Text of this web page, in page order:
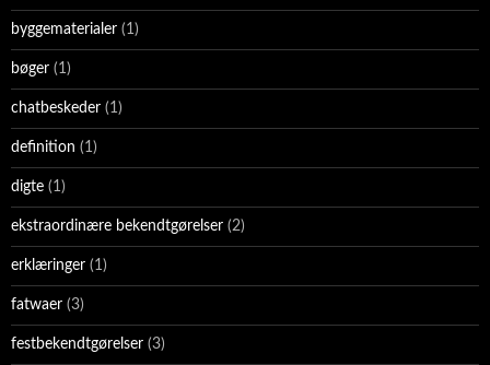
byggematerialer (1)
bøger (1)
chatbeskeder (1)
definition (1)
digte (1)
ekstraordinære bekendtgørelser (2)
erklæringer (1)
fatwaer (3)
festbekendtgørelser (3)